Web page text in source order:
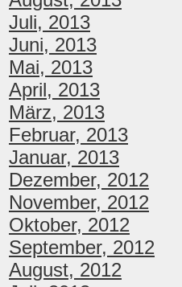
Juli, 2013
Juni, 2013
Mai, 2013
April, 2013
März, 2013
Februar, 2013
Januar, 2013
Dezember, 2012
November, 2012
Oktober, 2012
September, 2012
August, 2012